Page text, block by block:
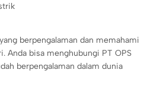
berpengalaman dan memahami
Anda bisa menghubungi PT OPS
berpengalaman dalam dunia